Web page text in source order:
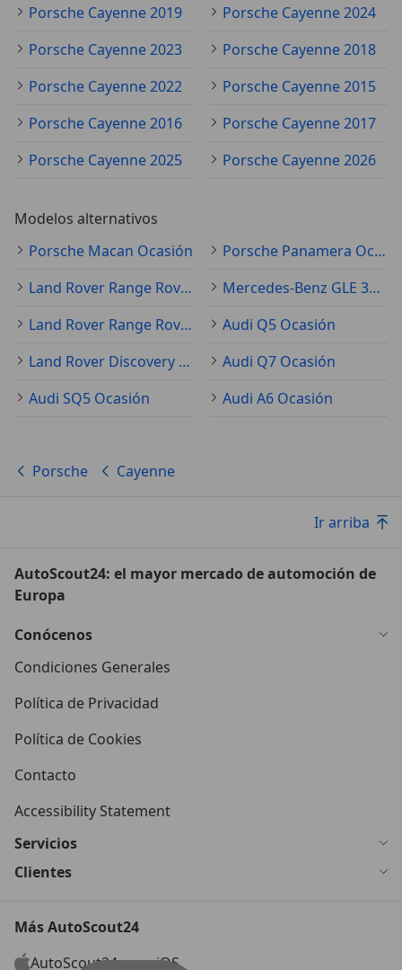
Porsche Cayenne 2019
Porsche Cayenne 2024
Porsche Cayenne 2023
Porsche Cayenne 2018
Porsche Cayenne 2022
Porsche Cayenne 2015
Porsche Cayenne 2016
Porsche Cayenne 2017
Porsche Cayenne 2025
Porsche Cayenne 2026
Modelos alternativos
Porsche Macan Ocasión
Porsche Panamera Ocasión
Land Rover Range Rover Evoque Ocasión
Mercedes-Benz GLE 350 Ocasión
Land Rover Range Rover Sport Ocasión
Audi Q5 Ocasión
Land Rover Discovery Ocasión
Audi Q7 Ocasión
Audi SQ5 Ocasión
Audi A6 Ocasión
Porsche Cayenne
Ir arriba
AutoScout24: el mayor mercado de automoción de
Europa
Conócenos
Condiciones Generales
Política de Privacidad
Política de Cookies
Contacto
Accessibility Statement
Servicios
Clientes
Más AutoScout24
AutoScout24 para iOS